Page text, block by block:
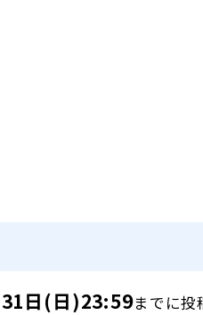
日(日)23:59までに投